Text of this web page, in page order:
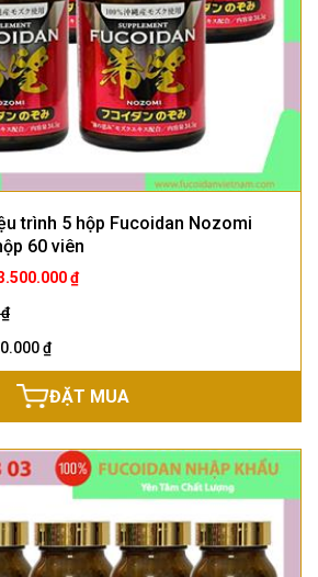
trình 5 hộp Fucoidan Nozomi
60 viên
₫
₫
ĐẶT MUA